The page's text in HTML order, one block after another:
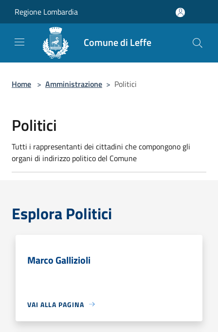
Regione Lombardia
Comune di Leffe
Home > Amministrazione > Politici
Politici
Tutti i rappresentanti dei cittadini che compongono gli
organi di indirizzo politico del Comune
Esplora Politici
Marco Gallizioli
VAI ALLA PAGINA